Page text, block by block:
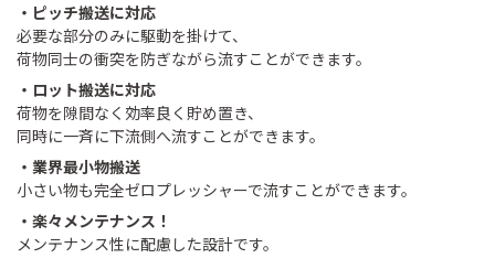
・ピッチ搬送に対応
必要な部分のみに駆動を掛けて、
荷物同士の衝突を防ぎながら流すことができます。
・ロット搬送に対応
荷物を隙間なく効率良く貯め置き、
同時に一斉に下流側へ流すことができます。
・業界最小物搬送
小さい物も完全ゼロプレッシャーで流すことができます。
・楽々メンテナンス！
メンテナンス性に配慮した設計です。